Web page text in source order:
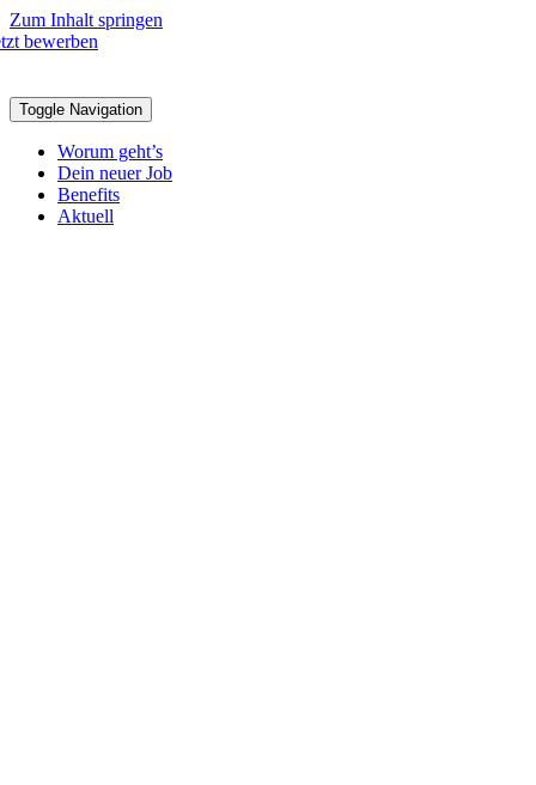
Zum Inhalt springen
Toggle Navigation
Worum geht’s
Dein neuer Job
Benefits
Aktuell
bewerben